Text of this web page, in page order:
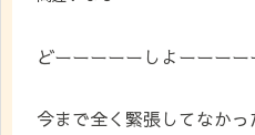
どーーーーーしよーーーー
今まで全く緊張してなか